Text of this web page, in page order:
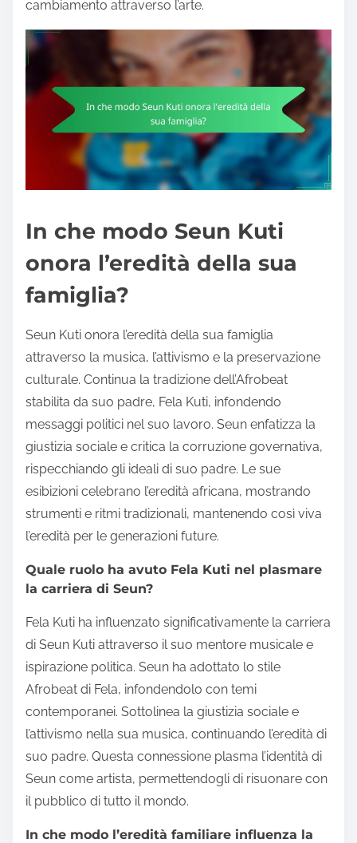
cambiamento attraverso l’arte.
In che modo Seun Kuti
onora l’eredità della sua
famiglia?
Seun Kuti onora l’eredità della sua famiglia
attraverso la musica, l’attivismo e la preservazione
culturale. Continua la tradizione dell’Afrobeat
stabilita da suo padre, Fela Kuti, infondendo
messaggi politici nel suo lavoro. Seun enfatizza la
giustizia sociale e critica la corruzione governativa,
rispecchiando gli ideali di suo padre. Le sue
esibizioni celebrano l’eredità africana, mostrando
strumenti e ritmi tradizionali, mantenendo così viva
l’eredità per le generazioni future.
Quale ruolo ha avuto Fela Kuti nel plasmare
la carriera di Seun?
Fela Kuti ha influenzato significativamente la carriera
di Seun Kuti attraverso il suo mentore musicale e
ispirazione politica. Seun ha adottato lo stile
Afrobeat di Fela, infondendolo con temi
contemporanei. Sottolinea la giustizia sociale e
l’attivismo nella sua musica, continuando l’eredità di
suo padre. Questa connessione plasma l’identità di
Seun come artista, permettendogli di risuonare con
il pubblico di tutto il mondo.
In che modo l’eredità familiare influenza la